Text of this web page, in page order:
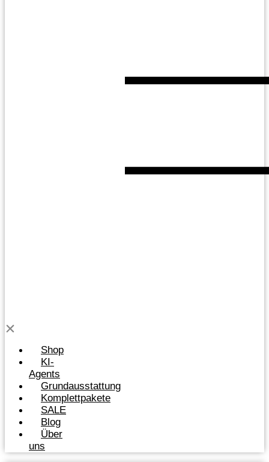
Shop
KI-
Agents
Grundausstattung
Komplettpakete
SALE
Blog
Über
uns